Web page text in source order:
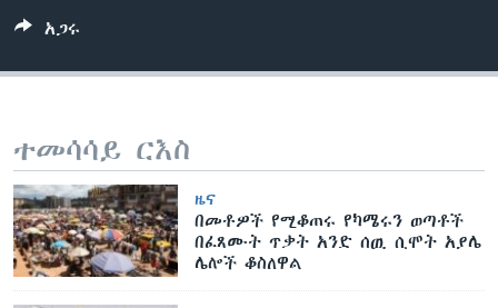
አጋሩ
ተመሳሳይ ርእስ
ዜና
በመቶዎች የሚቆጠሩ የካሜሩን ወጣቶች
በፈጸሙት ጥቃት አንድ ሰዉ ሲሞት አያሌ
ሌሎች ቆስለዋል